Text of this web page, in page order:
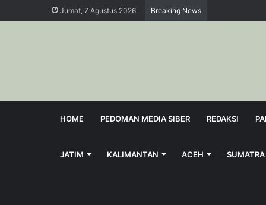
Jumat, 7 Agustus 2026 Breaking News
HOME PEDOMAN MEDIA SIBER REDAKSI
JATIM KALIMANTAN ACEH SUMATRA